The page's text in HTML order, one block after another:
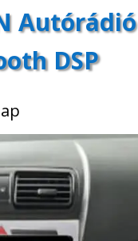
Autórádió
DSP